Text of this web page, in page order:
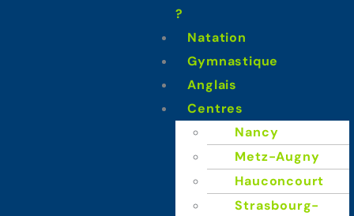
?
Natation
Gymnastique
Anglais
Centres
Nancy
Metz-Augny
Hauconcourt
Strasbourg-